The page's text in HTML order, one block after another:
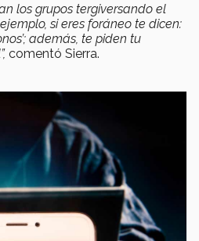
los grupos tergiversando el
si eres foráneo te dicen:
además, te piden tu
comentó Sierra.